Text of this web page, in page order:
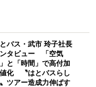
バス・武市 玲子社長
タビュー 「空気
と「時間」で高付加
化 〝はとバスらし
ツアー造成力伸ばす